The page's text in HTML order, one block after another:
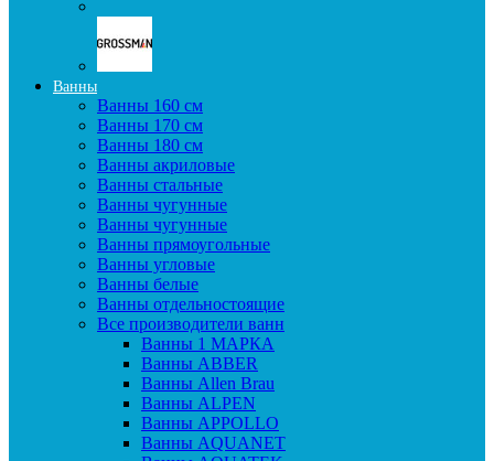
Ванны
Ванны 160 см
Ванны 170 см
Ванны 180 см
Ванны акриловые
Ванны стальные
Ванны чугунные
Ванны чугунные
Ванны прямоугольные
Ванны угловые
Ванны белые
Ванны отдельностоящие
Все производители ванн
Ванны 1 МАРКА
Ванны ABBER
Ванны Allen Brau
Ванны ALPEN
Ванны APPOLLO
Ванны AQUANET